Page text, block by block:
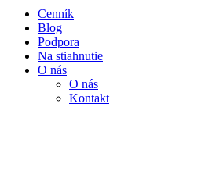
Cenník
Blog
Podpora
Na stiahnutie
O nás
O nás
Kontakt